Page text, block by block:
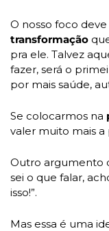
transformação
pra ele. Talvez
fazer, será o
por mais saúde,
Se colocarmos na
valer muito mais a
Outro argumento
sei o que falar,
isso!”.
Mas essa é uma